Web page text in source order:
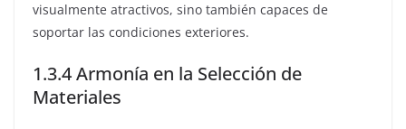
visualmente atractivos, sino también capaces de
soportar las condiciones exteriores.
1.3.4 Armonía en la Selección de
Materiales